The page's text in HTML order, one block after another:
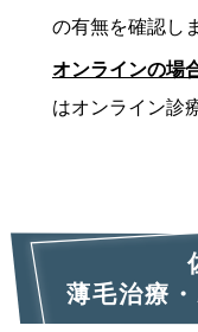
の有無を確認し
オンラインの場
はオンライン診
薄毛治療